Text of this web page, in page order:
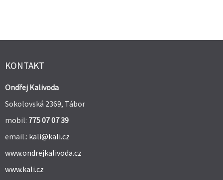
KONTAKT
Ondřej Kalivoda
Sokolovská 2369, Tábor
mobil: 775 07 07 39
email.: kali@kali.cz
www.ondrejkalivoda.cz
www.kali.cz